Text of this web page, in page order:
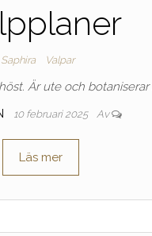
Saphira Valpar
Är ute och
10 februari 2025 Av
Läs mer